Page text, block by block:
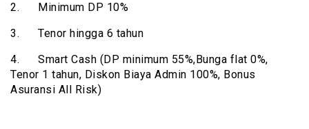
2. Minimum DP 10%
3. Tenor hingga 6 tahun
4. Smart Cash (DP minimum 55%,Bunga flat 0%,
Tenor 1 tahun, Diskon Biaya Admin 100%, Bonus
Asuransi All Risk)